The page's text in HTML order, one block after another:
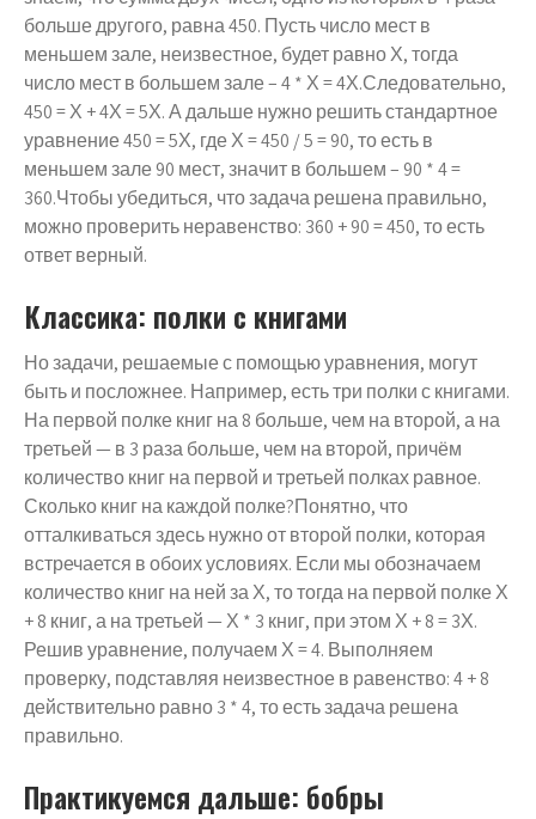
больше другого, равна 450. Пусть число мест в
меньшем зале, неизвестное, будет равно Х, тогда
число мест в большем зале – 4 * Х = 4Х.Следовательно,
450 = Х + 4Х = 5Х. А дальше нужно решить стандартное
уравнение 450 = 5Х, где Х = 450 / 5 = 90, то есть в
меньшем зале 90 мест, значит в большем – 90 * 4 =
360.Чтобы убедиться, что задача решена правильно,
можно проверить неравенство: 360 + 90 = 450, то есть
ответ верный.
Классика: полки с книгами
Но задачи, решаемые с помощью уравнения, могут
быть и посложнее. Например, есть три полки с книгами.
На первой полке книг на 8 больше, чем на второй, а на
третьей — в 3 раза больше, чем на второй, причём
количество книг на первой и третьей полках равное.
Сколько книг на каждой полке?Понятно, что
отталкиваться здесь нужно от второй полки, которая
встречается в обоих условиях. Если мы обозначаем
количество книг на ней за Х, то тогда на первой полке Х
+ 8 книг, а на третьей — Х * 3 книг, при этом Х + 8 = 3Х.
Решив уравнение, получаем Х = 4. Выполняем
проверку, подставляя неизвестное в равенство: 4 + 8
действительно равно 3 * 4, то есть задача решена
правильно.
Практикуемся дальше: бобры